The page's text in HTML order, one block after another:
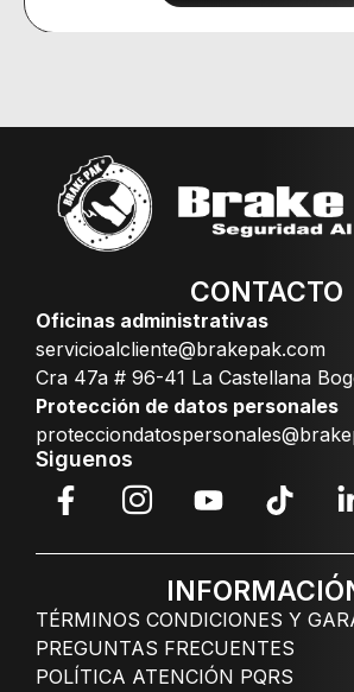
CONTACTO
Oficinas administrativas
servicioalcliente@brakepak.com
Cra 47a # 96-41 La Castellana
Protección de datos personales
Siguenos
TÉRMINOS CONDICIONES Y
PREGUNTAS FRECUENTES
POLÍTICA ATENCIÓN PQRS